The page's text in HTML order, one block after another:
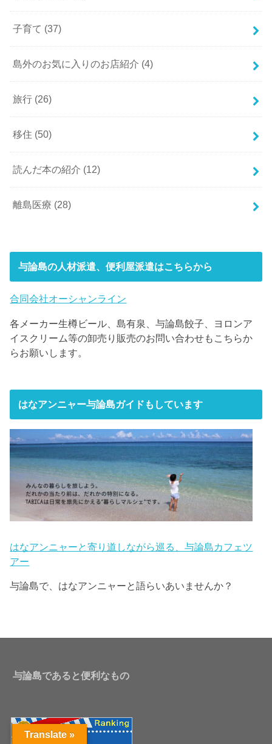
子育て (37)
島外のお気に入りのお店紹介 (4)
旅行 (26)
移住 (50)
読んだ本の紹介 (12)
離島医療 (28)
与論島の人材派遣、便利屋派遣はこちらから
合同会社オーシャンライン
各メーカー生樽ビール、島有泉、与論島餃子、ヨロンア
イスクリーム等の卸売り販売のお問い合わせもこちらか
らお願いします。
はなアンニャー与論島ガイドもしています
はなアンニャーと寄り道しながら巡る、与論島カフェツ
アー
与論島で、はなアンニャーと語らいあいませんか？
与論島であると便利なもの
Translate »